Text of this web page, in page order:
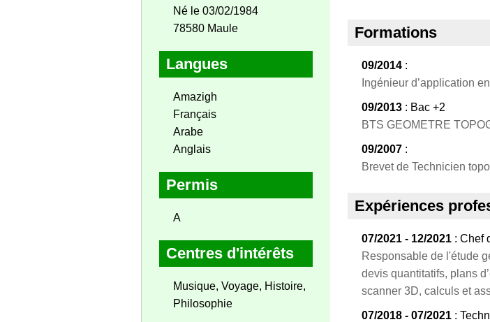
Né le 03/02/1984
78580 Maule
Langues
Amazigh
Français
Arabe
Anglais
Permis
A
Centres d'intérêts
Musique, Voyage, Histoire,
Philosophie
Formations
09/2014 :
Ingénieur d’application
09/2013 : Bac +2
BTS GEOMETRE
09/2007 :
Brevet de Technicien
Expériences
07/2021 - 12/2021 : Chef
Responsable de l'étude
devis quantitatifs, plans
scanner 3D, calculs et
07/2018 - 07/2021 :